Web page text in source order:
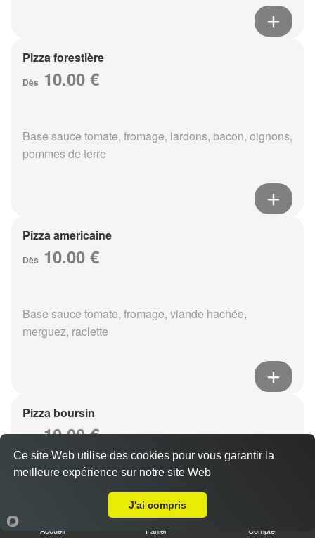
Pizza forestière
Dès 10.00 €
Base sauce tomate, fromage, lardons, bacon, oignons,
pommes de terre
Pizza americaine
Dès 10.00 €
Base sauce tomate, fromage, viande hachée,
merguez, raclette
Pizza boursin
Dès10.00 €
Base sauce tomate, fromage, viande hachée, boursin,
Accueil Panier Compte
Ce site Web utilise des cookies pour vous garantir la
meilleure expérience sur notre site Web
J'ai compris